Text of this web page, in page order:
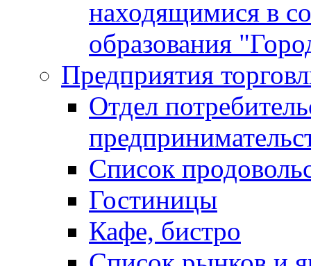
находящимися в
образования
Предприятия
Отдел
Список
Гостиницы
Кафе, бистро